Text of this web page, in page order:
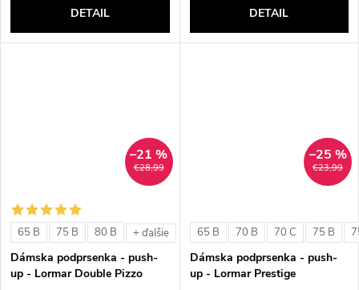
DETAIL DETAIL
€28,99
–21 %
65 B 75 B 80 B + ďalšie
Dámska podprsenka - push-
up - Lormar Double Pizzo
€23,99
–25 %
65 B 70 B 70 C 75 B
Dámska podprsenka - push-
up - Lormar Prestige